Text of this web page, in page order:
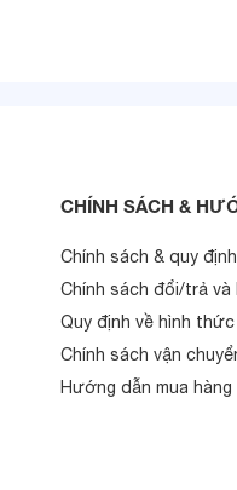
CHÍNH SÁCH &
Chính sách & quy
Chính sách đổi/trả và
Quy định về hình
Chính sách vận
Hướng dẫn mua hàng